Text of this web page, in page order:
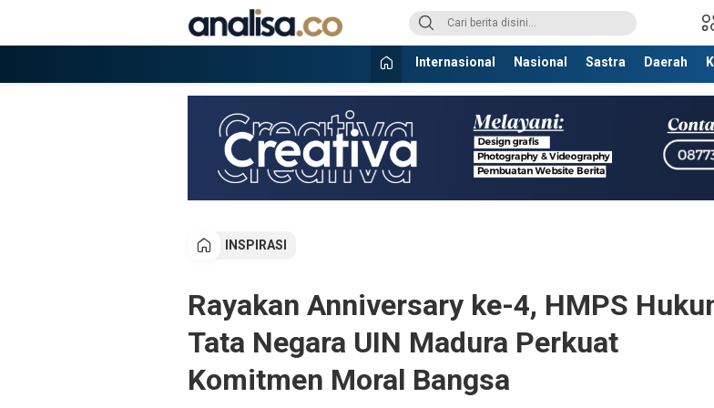
konten
Internasional Nasional Sastra Daerah
INSPIRASI
Rayakan Anniversary ke-4, HMPS
Tata Negara UIN Madura Perkuat
Komitmen Moral Bangsa